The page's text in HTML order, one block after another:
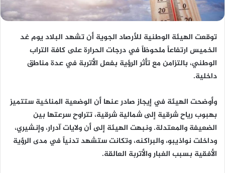
توقعت الهيئة الوطنية للأرصاد الجوية أن تشهد البلاد يوم غد
الخميس ارتفاعاً ملحوظاً في درجات الحرارة على كافة التراب
الوطني، بالتزامن مع تأثر الرؤية بفعل الأتربة في عدة مناطق
داخلية.
وأوضحت الهيئة في إيجاز صادر عنها أن الوضعية المناخية ستتميز
بهبوب رياح شرقية إلى شمالية شرقية، تتراوح سرعتها بين
الضعيفة والمعتدلة. ونبهت الهيئة إلى أن ولايات آدرار، وإنشيري،
وداخلت نواذيبو، والبراكنه، وتكانت ستشهد تدنياً في مدى الرؤية
الأفقية بسبب الغبار والأتربة العالقة.